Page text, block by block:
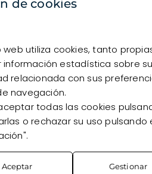
de cookies
web utiliza cookies, tanto
información estadística sobre
relacionada con sus
navegación.
todas las cookies
o rechazar su uso pulsando
Aceptar Gestionar